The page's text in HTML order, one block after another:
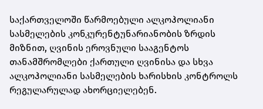
საქართველოში წარმოებული ალკოჰოლიანი
სასმელების კონკურენტუნარიანობის ზრდის
მიზნით, ღვინის ეროვნული სააგენტოს
თანამშრომლები ქართული ღვინისა და სხვა
ალკოჰოლიანი სასმელების ხარისხის კონტროლს
რეგულარულად ახორციელებენ.